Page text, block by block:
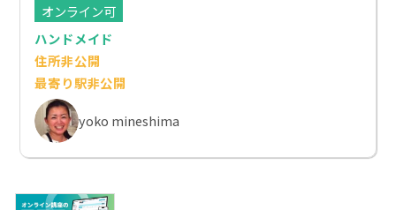
オンライン可
ハンドメイド
住所非公開
最寄り駅非公開
yoko mineshima